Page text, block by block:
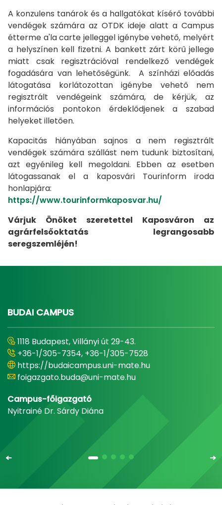
A konzulens tanárok és a hallgatókat kísérő további
vendégek számára az OTDK ideje alatt a Campus
étterme a'la carte jelleggel igénybe vehető, melyért
a helyszínen kell fizetni. A bankett zárt körű jellege
miatt csak regisztrációval rendelkező vendégek
fogadására van lehetőségünk. A színházi előadás
látogatása korlátozottan igénybe vehető nem
regisztrált vendégeink számára, de kérjük, az
információs pontokon érdeklődjenek a szabad
helyeket illetően.
Kapacitás hiányában sajnos a nem regisztrált
vendégek számára szállást nem tudunk biztosítani,
azt egyénileg kell megoldani. Ebben az esetben
látogassanak el a kaposvári Tourinform iroda
honlapjára:
https://www.tourinformkaposvar.hu/
Várjuk Önöket szeretettel Kaposváron az
agrárfelsőoktatás legrangosabb
seregszemléjén!
BUDAI CAMPUS
1118 Budapest, Villányi út 29-43.
+36-1/305-7354, +36-1/305-7528
https://budaicampus.uni-mate.hu
foigazgato.buda@uni-mate.hu
Campus-főigazgató
Nyitrainé Dr. Sárdy Diána